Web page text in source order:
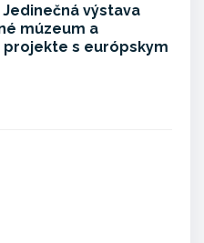
Jedinečná výstava
múzeum a
projekte s európskym